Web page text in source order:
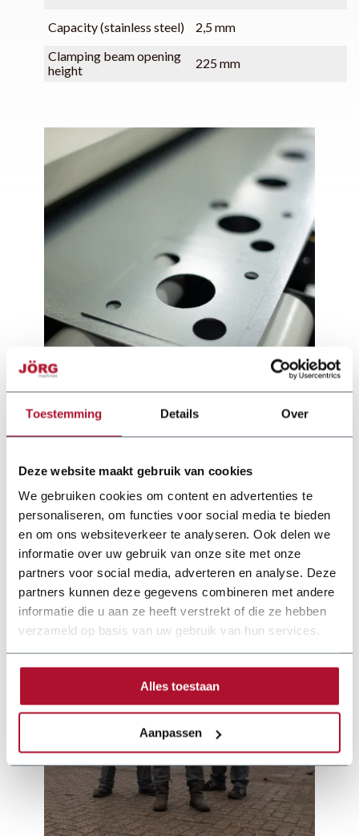
Toestemming Details Over
Deze website maakt gebruik van cookies
We gebruiken cookies om content en advertenties te
personaliseren, om functies voor social media te bieden
en om ons websiteverkeer te analyseren. Ook delen we
informatie over uw gebruik van onze site met onze
partners voor social media, adverteren en analyse. Deze
partners kunnen deze gegevens combineren met andere
informatie die u aan ze heeft verstrekt of die ze hebben
verzameld op basis van uw gebruik van hun services.
Alles toestaan
Aanpassen
Capacity (stainless steel)
2,5 mm
Clamping beam opening
height
225 mm
Documentation
schechtl-zetbank-motorisch-joerg-en-2022.pdf